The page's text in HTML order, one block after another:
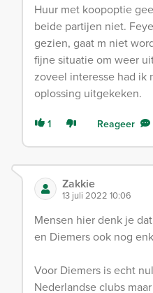
Huur met koopoptie
beide partijen niet.
gezien, gaat m niet
fijne situatie om weer
zoveel interesse had ik
oplossing uitgekeken.
1 Reageer
Zakkie
13 juli 2022 10:06
Mensen hier denk je
en Diemers ook nog
Voor Diemers is echt
Nederlandse clubs